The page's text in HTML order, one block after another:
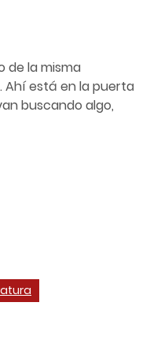
de la misma
Ahí está en la puerta
buscando algo,